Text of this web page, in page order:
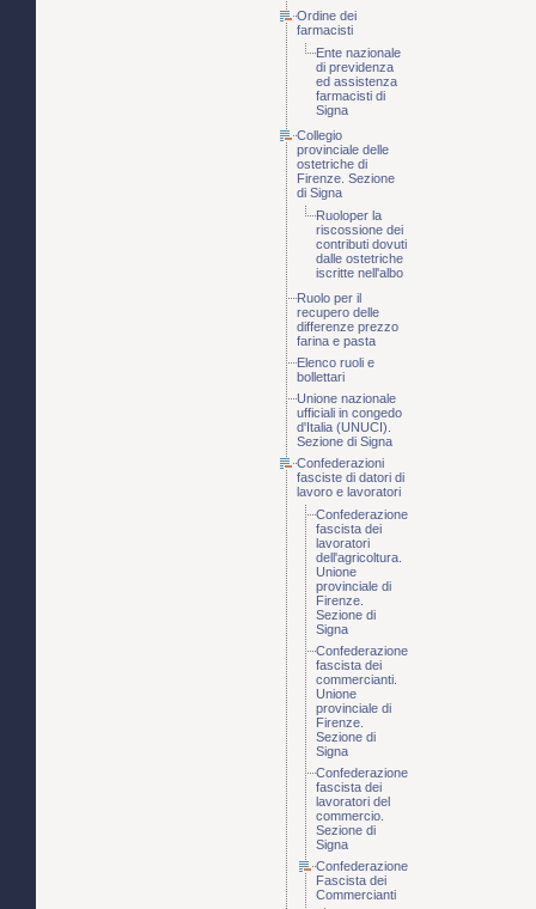
Ordine dei
farmacisti
Ente nazionale
di previdenza
ed assistenza
farmacisti di
Signa
Collegio
provinciale delle
ostetriche di
Firenze. Sezione
di Signa
Ruoloper la
riscossione dei
contributi dovuti
dalle ostetriche
iscritte nell'albo
Ruolo per il
recupero delle
differenze prezzo
farina e pasta
Elenco ruoli e
bollettari
Unione nazionale
ufficiali in congedo
d'Italia (UNUCI).
Sezione di Signa
Confederazioni
fasciste di datori di
lavoro e lavoratori
Confederazione
fascista dei
lavoratori
dell'agricoltura.
Unione
provinciale di
Firenze.
Sezione di
Signa
Confederazione
fascista dei
commercianti.
Unione
provinciale di
Firenze.
Sezione di
Signa
Confederazione
fascista dei
lavoratori del
commercio.
Sezione di
Signa
Confederazione
Fascista dei
Commercianti